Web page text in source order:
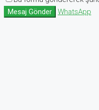
Mesaj Gönder
WhatsApp